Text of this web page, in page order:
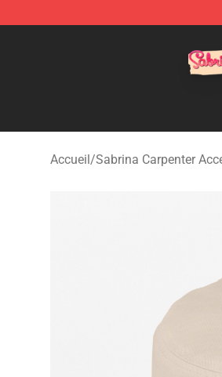
Accueil/Sabrina Carpenter